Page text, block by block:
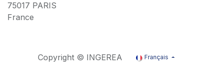
75017 PARIS
France
Copyright © INGEREA Français